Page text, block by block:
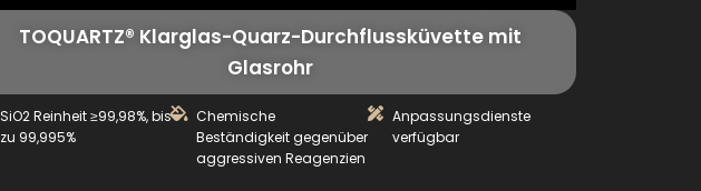
TOQUARTZ® Klarglas-Quarz-Durchflussküvette mit
Glasrohr
SiO2 Reinheit ≥99,98%, bis
zu 99,995%
Chemische
Beständigkeit gegenüber
aggressiven Reagenzien
Anpassungsdienste
verfügbar